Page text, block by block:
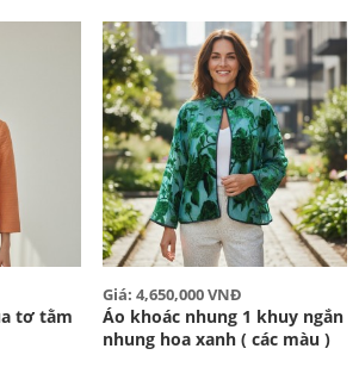
tơ tằm
Giá: 4,650,000 VNĐ
Áo khoác nhung 1 khuy ngắn
nhung hoa xanh ( các màu )